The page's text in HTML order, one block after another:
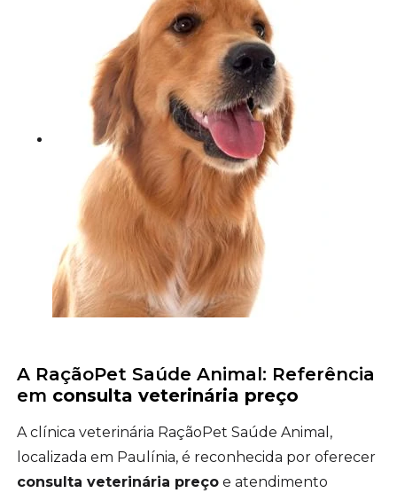
A RaçãoPet Saúde Animal: Referência
em consulta veterinária preço
A clínica veterinária RaçãoPet Saúde Animal,
localizada em Paulínia, é reconhecida por oferecer
consulta veterinária preço e atendimento